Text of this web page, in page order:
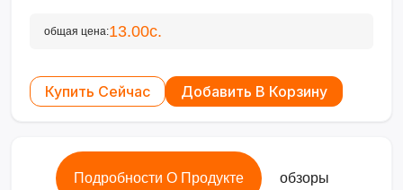
общая цена:13.00с.
Купить Сейчас Добавить В Корзину
Подробности О Продукте обзоры